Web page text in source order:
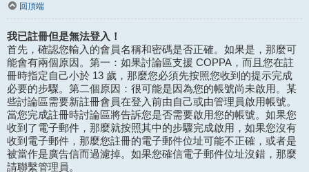
回頂端
我已註冊但是無法登入！
首先，確認您輸入的會員名稱和密碼是否正確。如果是，那麼可
能會有兩個原因。第一：如果討論區支援 COPPA，而且您在註
冊時指定自己小於 13 歲，那麼您必須先按照您收到的提示完成
必要的步驟。第二個原因：很可能是因為您的帳號尚未啟用。某
些討論區需要新註冊會員在登入前由自己或由管理員啟用帳號。
當您完成註冊時討論區將告訴您是否需要啟用您的帳號。如果您
收到了電子郵件，那麼就按照其中的步驟完成啟用，如果您沒有
收到電子郵件，那麼您註冊的電子郵件位址可能不正確，或者是
被當作是廣告信而過濾掉。如果您確信電子郵件位址沒錯，那麼
請聯繫管理員。